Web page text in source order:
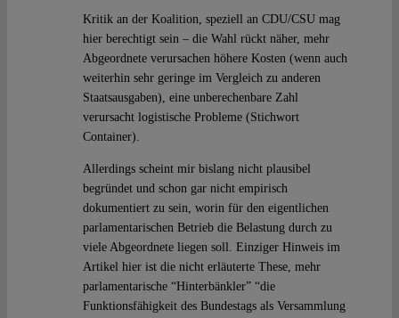
Kritik an der Koalition, speziell an CDU/CSU mag
hier berechtigt sein – die Wahl rückt näher, mehr
Abgeordnete verursachen höhere Kosten (wenn auch
weiterhin sehr geringe im Vergleich zu anderen
Staatsausgaben), eine unberechenbare Zahl
verursacht logistische Probleme (Stichwort
Container).
Allerdings scheint mir bislang nicht plausibel
begründet und schon gar nicht empirisch
dokumentiert zu sein, worin für den eigentlichen
parlamentarischen Betrieb die Belastung durch zu
viele Abgeordnete liegen soll. Einziger Hinweis im
Artikel hier ist die nicht erläuterte These, mehr
parlamentarische “Hinterbänkler” “die
Funktionsfähigkeit des Bundestags als Versammlung